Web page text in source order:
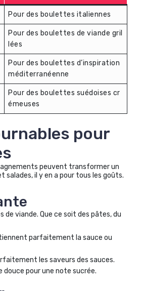
Pour des boulettes italiennes
Pour des boulettes de viande gril
lées
Pour des boulettes d’inspiration
méditerranéenne
Pour des boulettes suédoises cr
émeuses
pour
peuvent transformer un
salades, il y en a pour tous les goûts.
viande. Que ce soit des pâtes, du
parfaitement la sauce ou
les saveurs des sauces.
douce pour une note sucrée.